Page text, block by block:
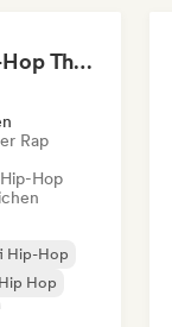
Sad Rap & Hip-Hop That Makes You Cry
Rap
Hip-Hop
Hip-Hop
Hop